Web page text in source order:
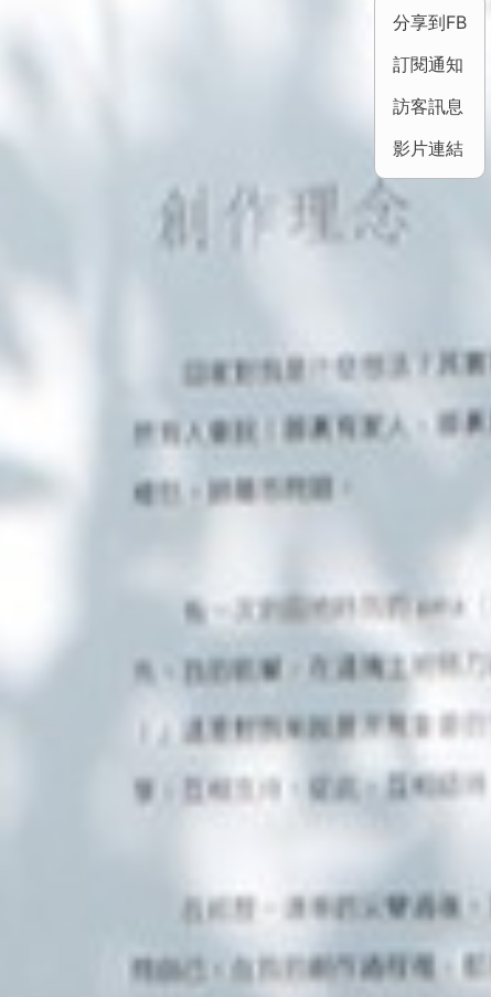
分享到FB
訂閱通知
訪客訊息
影片連結